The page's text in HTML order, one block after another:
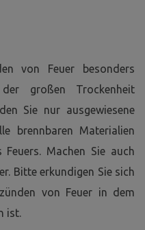
von Feuer besonders
großen Trockenheit
Sie nur ausgewiesene
brennbaren Materialien
Machen Sie auch
Bitte erkundigen Sie sich
von Feuer in dem
ist.